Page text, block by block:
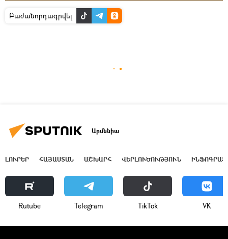
Բաժանորդագրվել
Արմենիա
ԼՈՒՐԵՐ ՀԱՅԱՍՏԱՆ ԱՇԽԱՐՀ ՎԵՐԼՈՒԾՈՒԹՅՈՒՆ
Rutube Telegram ТikТоk VK